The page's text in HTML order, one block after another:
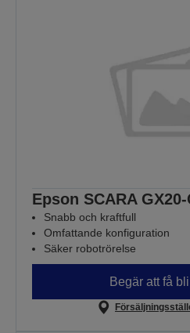
Epson SCARA
Snabb och kraftfull
Omfattande konfiguration
Säker robotrörelse
Begär att få